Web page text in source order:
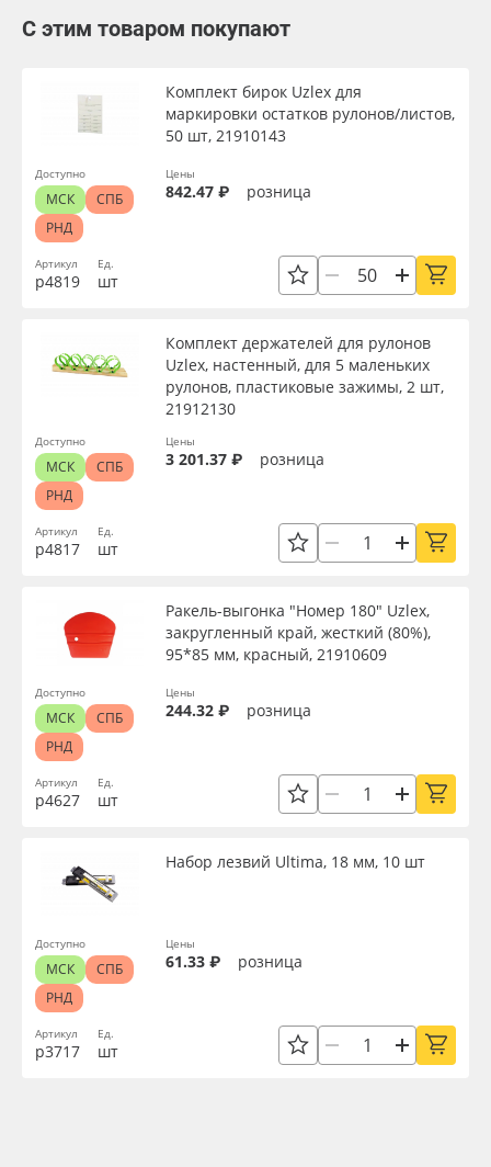
С этим товаром покупают
Артикул
р4819
Комплект бирок Uzlex для
маркировки остатков рулонов/листов,
50 шт, 21910143
Ед.
шт
Цены
842.47 ₽ розница
Доступно
МСК
СПБ
РНД
Артикул
р4817
Комплект держателей для рулонов
Uzlex, настенный, для 5 маленьких
рулонов, пластиковые зажимы, 2 шт,
21912130
Ед.
шт
Цены
3 201.37 ₽ розница
Доступно
МСК
СПБ
РНД
Артикул
р4627
Ракель-выгонка "Номер 180" Uzlex,
закругленный край, жесткий (80%),
95*85 мм, красный, 21910609
Ед.
шт
Цены
244.32 ₽ розница
Доступно
МСК
СПБ
РНД
Артикул
р3717
Набор лезвий Ultima, 18 мм, 10 шт
Ед.
шт
Цены
61.33 ₽ розница
Доступно
МСК
СПБ
РНД